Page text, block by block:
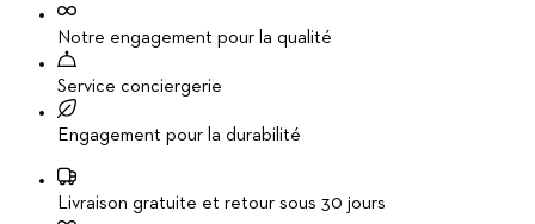
Notre engagement pour la qualité
Service conciergerie
Engagement pour la durabilité
Livraison gratuite et retour sous 30 jours